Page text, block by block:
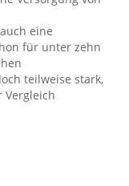
eine
für unter zehn
teilweise stark,
Vergleich